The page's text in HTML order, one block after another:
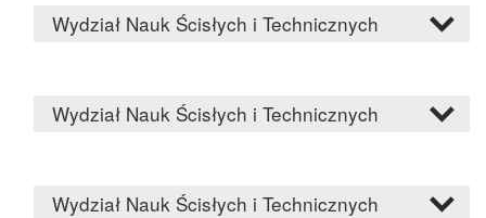
Wydział Nauk Ścisłych i Technicznych
Wydział Nauk Ścisłych i Technicznych
Wydział Nauk Ścisłych i Technicznych